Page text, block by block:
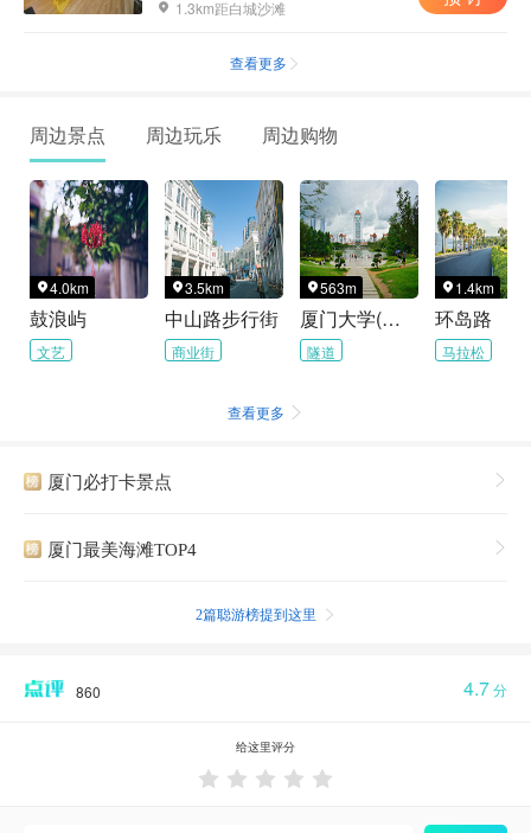
 1.3km距白城沙滩
查看更多 
周边景点 周边玩乐 周边购物
4.0km
鼓浪屿
文艺
3.5km
中山路步行街
商业街
563m
厦门大学(思明校区)
隧道
 1.4km
环岛路
马拉松
查看更多 
厦门必打卡景点 
厦门最美海滩TOP4 
2篇聪游榜提到这里 
860 4.7分
给这里评分
    